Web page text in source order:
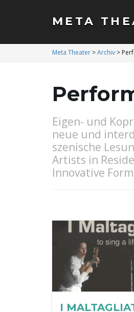
META
Meta Theater >Archiv >
Eigen- und
neue und
szenische
Artists in
Innovative
I